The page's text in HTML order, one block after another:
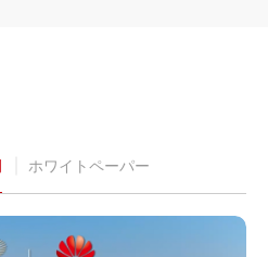
ホワイトペーパー